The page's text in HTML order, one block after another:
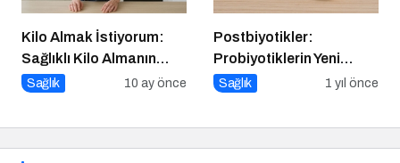
Kilo Almak İstiyorum:
Sağlıklı Kilo Almanın
Yolları
Sağlık 10 ay önce
Postbiyotikler:
Probiyotiklerin Yeni
Jenerasyonu mu?
Sağlık 1 yıl önce